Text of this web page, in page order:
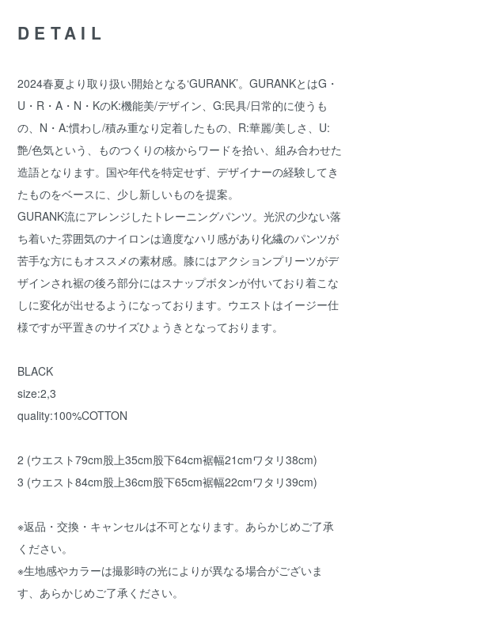
DETAIL
2024春夏より取り扱い開始となる‘GURANK’。GURANKとはG・
U・R・A・N・KのK:機能美/デザイン、G:民具/日常的に使うも
の、N・A:慣わし/積み重なり定着したもの、R:華麗/美しさ、U:
艶/色気という、ものつくりの核からワードを拾い、組み合わせた
造語となります。国や年代を特定せず、デザイナーの経験してき
たものをベースに、少し新しいものを提案。
GURANK流にアレンジしたトレーニングパンツ。光沢の少ない落
ち着いた雰囲気のナイロンは適度なハリ感があり化繊のパンツが
苦手な方にもオススメの素材感。膝にはアクションプリーツがデ
ザインされ裾の後ろ部分にはスナップボタンが付いており着こな
しに変化が出せるようになっております。ウエストはイージー仕
様ですが平置きのサイズひょうきとなっております。
BLACK
size:2,3
quality:100%COTTON
2 (ウエスト79cm股上35cm股下64cm裾幅21cmワタリ38cm)
3 (ウエスト84cm股上36cm股下65cm裾幅22cmワタリ39cm)
※返品・交換・キャンセルは不可となります。あらかじめご了承
ください。
※生地感やカラーは撮影時の光によりが異なる場合がございま
す、あらかじめご了承ください。